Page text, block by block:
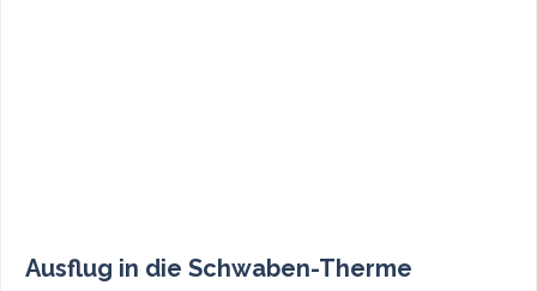
Ausflug in die Schwaben-Therme